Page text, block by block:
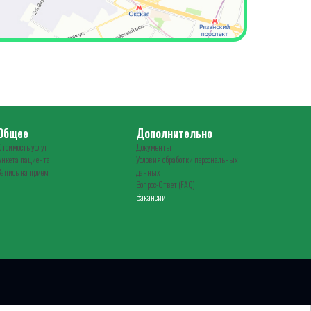
услуг
пациента
на прием
Дополнительно
Документы
Условия обработки персональных
данных
Вопрос-Ответ (FAQ)
Вакансии